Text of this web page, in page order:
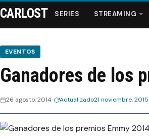
Series
Streaming
Recomendaciones
CARLOST SERIES STREAMING
EVENTOS
Ganadores de los
26 agosto, 2014 Actualizado21 noviembre, 2015